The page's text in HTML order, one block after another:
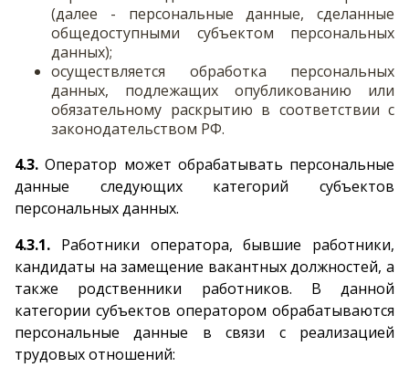
(далее - персональные данные, сделанные
общедоступными субъектом персональных
данных);
осуществляется обработка персональных
данных, подлежащих опубликованию или
обязательному раскрытию в соответствии с
законодательством РФ.
4.3.Оператор может обрабатывать персональные
данные следующих категорий субъектов
персональных данных.
4.3.1. Работники оператора, бывшие работники,
кандидаты на замещение вакантных должностей, а
также родственники работников. В данной
категории субъектов оператором обрабатываются
персональные данные в связи с реализацией
трудовых отношений: